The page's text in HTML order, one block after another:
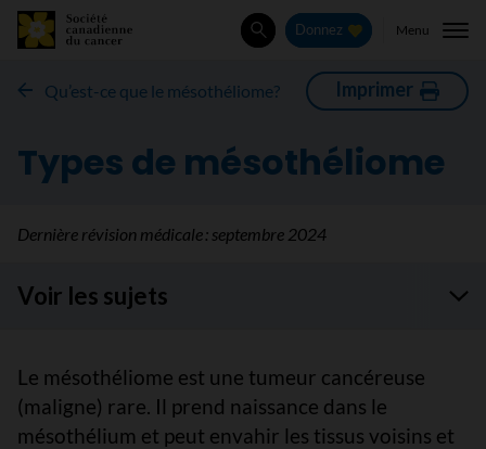
Rechercher
Donnez Menu
Qu’est-ce que le mésothéliome? Imprimer
Types de mésothéliome
Dernière révision médicale : septembre 2024
Voir les sujets
Le mésothéliome est une tumeur cancéreuse
(maligne) rare. Il prend naissance dans le
mésothélium et peut envahir les tissus voisins et